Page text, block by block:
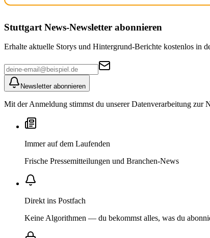
Stuttgart News-Newsletter abonnieren
Erhalte aktuelle Storys und Hintergrund-Berichte kostenlos in
Newsletter abonnieren
Mit der Anmeldung stimmst du unserer Datenverarbeitung
Immer auf dem Laufenden
Frische Pressemitteilungen und Branchen-News
Direkt ins Postfach
Keine Algorithmen — du bekommst alles, was du